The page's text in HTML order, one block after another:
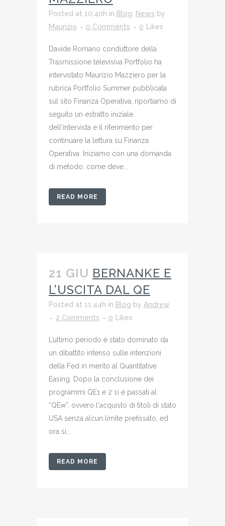
Posted at 10:40h in Blog, News by
Maurizio
0 Comments 0 Likes
Davide Romano conduttore della
Trasmissione televisiva Portfolio ha
intervistato Maurizio Mazziero per la
rubrica Portfolio Summer pubblicata
sul sito Finanza Operativa; riportiamo di
seguito un estratto iniziale
dell'intervista e il riferimento per
continuare la lettura su Finanza
Operativa. Iniziamo con una domanda
di metodo: come deve...
READ MORE
21 GIU BERNANKE E
L’USCITA DAL QE
Posted at 11:44h in Blog by Andrew
2 Comments
0 Likes
L’ultimo periodo è stato dominato da
un dibattito intenso sulle intenzioni
della Fed in merito al Quantitative
Easing. Dopo la conclusione dei
programmi QE1 e 2 si è passati al
“QE∞”, ovvero l'acquisto di titoli di stato
USA senza alcun limite prefissato, ed
ora si...
READ MORE